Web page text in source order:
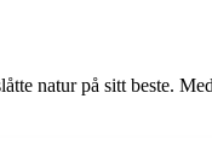
natur på sitt beste.